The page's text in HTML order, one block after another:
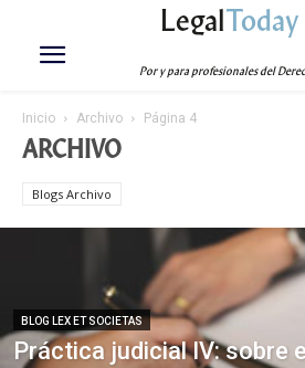
LegalToday
Por y para profesionales del
Inicio Archivo Página 4
ARCHIVO
Blogs Archivo
BLOG LEX ET SOCIETAS
Práctica judicial IV: sobre